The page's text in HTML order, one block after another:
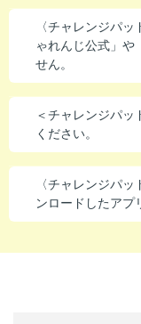
〈チャレンジパ
ゃれんじ公式」や
せん。
＜チャレンジパッ
ください。
〈チャレンジパ
ンロードしたアプ